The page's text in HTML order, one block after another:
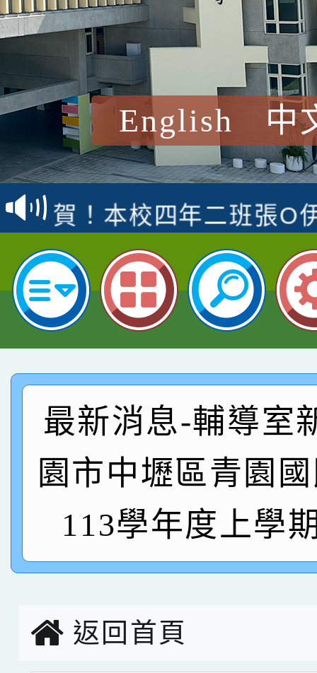
English 中
賀！本校參加桃園市中
賽 洪綺君教師榮獲社
名
賀！本校阿巴斯O蜜、
倩參加桃園市科展 國
名 指導老師王老師、
賀！本校四年二班張O
園市英語競賽國小朗讀
指導老師林老師
賀！本校參加桃園市中
賽 劉文瑛教師榮獲教
臺灣台語-第二名
賀！本校參與2026世
市賽榮獲科學小創客佳
賀！本校參加桃園市中
名
賀！本校阿巴斯O蜜、
倩參加桃園市科展 國
賀！本校四年二班張O
指導老師林老師
賀！本校參加桃園市中
賽 劉文瑛教師榮獲教
臺灣台語-第二名
賀！本校參與2026世
市賽榮獲科學小創客佳
創客第三名。
最新消息-輔導室
園市中壢區青園
113學年度上學
返回首頁